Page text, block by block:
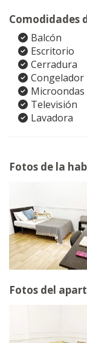
Comodidades
Balcón
Escritorio
Cerradura
Congelador
Microondas
Televisión
Lavadora
Fotos de la
Fotos del